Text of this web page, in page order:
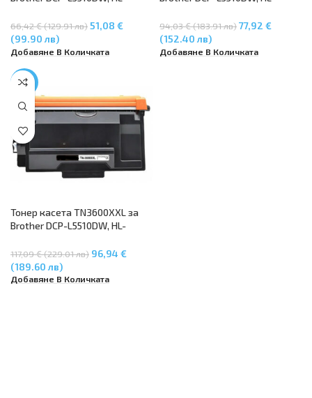
L6210DW, HL-L6410DN, MFC-
L5710DN, MFC-L5710DW, MFC-
L6710DW – (DR-3600)
66,42 € (129.91 лв)51,08 €
(99.90 лв)
Добавяне В Количката
L6210DW, HL-L6410DN, MFC-
L5710DN, MFC-L5710DW, MFC-
L6710DW
94,03 € (183.91 лв)77,92 €
(152.40 лв)
Добавяне В Количката
-17%
Тонер касета TN3600XXL за
Brother DCP-L5510DW, HL-
L6210DW, HL-L6410DN, MFC-
L5710DN, MFC-L5710DW, MFC-
L6710DW – 11000 копия
117,09 € (229.01 лв) 96,94 €
(189.60 лв)
Добавяне В Количката